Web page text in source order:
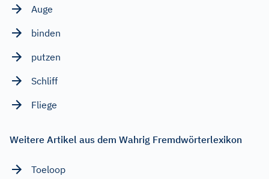
Auge
binden
putzen
Schliff
Fliege
Weitere Artikel aus dem Wahrig Fremdwörterlexikon
Toeloop